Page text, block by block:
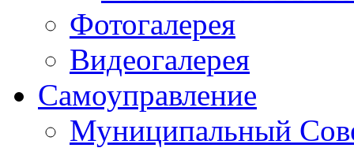
Фотогалерея
Видеогалерея
Самоуправление
Муниципальный